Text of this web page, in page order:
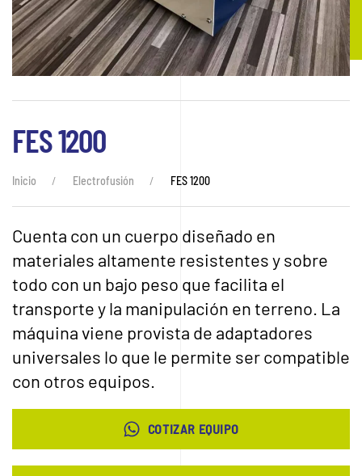
FES 1200
Inicio Electrofusión FES 1200
Cuenta con un cuerpo diseñado en
materiales altamente resistentes y sobre
todo con un bajo peso que facilita el
transporte y la manipulación en terreno. La
máquina viene provista de adaptadores
universales lo que le permite ser compatible
con otros equipos.
COTIZAR EQUIPO